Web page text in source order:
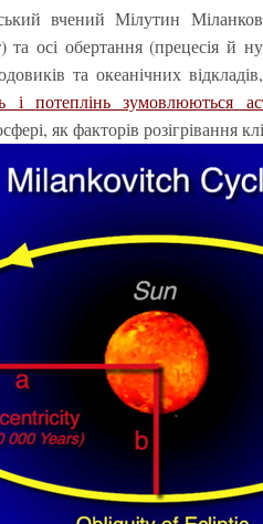
вчений Мілутин
та осі обертання (прецесія й
та океанічних
і потеплінь зумовлюються
як факторів розігрівання